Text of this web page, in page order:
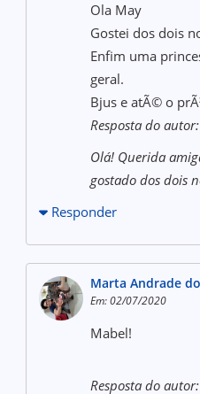
Ola May
Gostei dos dois
Enfim uma
geral.
Bjus e atÃ© o
Resposta do autor:
Olá! Querida
gostado dos dois
Responder
Marta Andrade
Em: 02/07/2020
Mabel!
Resposta do autor: